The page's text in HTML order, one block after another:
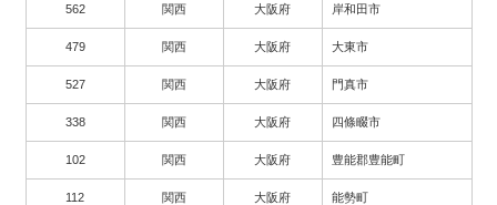
562 関西 大阪府 岸和田市
479 関西 大阪府 大東市
527 関西 大阪府 門真市
338 関西 大阪府 四條畷市
102 関西 大阪府 豊能郡豊能町
112 関西 大阪府 能勢町